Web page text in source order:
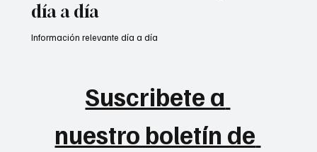
día a día
Suscribete a
nuestro boletín de
Información relevante día a día